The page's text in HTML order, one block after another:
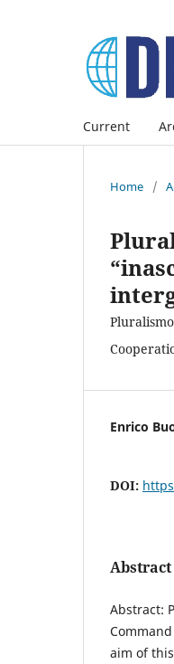
Current
Home /
Enrico
DOI:
Abstract
Abstract:
aim of